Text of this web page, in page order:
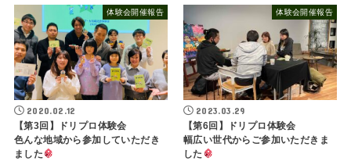
体験会開催報告
2020.02.12
【第3回】ドリプロ体験会
色んな地域から参加していただき
ました
体験会開催報告
2023.03.29
【第6回】ドリプロ体験会
幅広い世代からご参加いただきま
した